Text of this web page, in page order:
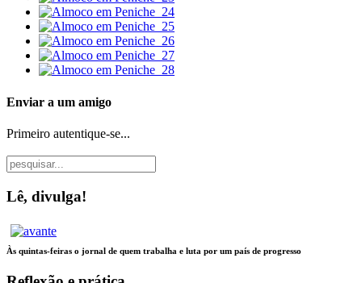
Enviar a um amigo
Primeiro autentique-se...
Lê, divulga!
Às quintas-feiras o jornal de quem trabalha e luta por um país de progresso